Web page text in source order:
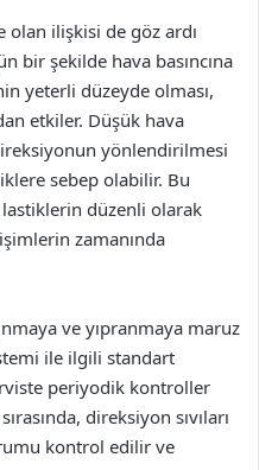
ilişkisi de göz ardı
bir şekilde hava basıncına
yeterli düzeyde olması,
etkiler. Düşük hava
yönlendirilmesi
sebep olabilir. Bu
düzenli olarak
zamanında
ve yıpranmaya maruz
ile ilgili standart
periyodik kontroller
direksiyon sıvıları
kontrol edilir ve